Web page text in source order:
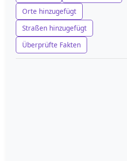
Orte hinzugefügt
Straßen hinzugefügt
Überprüfte Fakten